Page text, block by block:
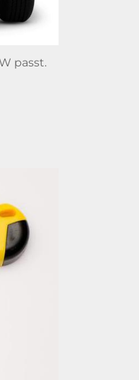
passt.